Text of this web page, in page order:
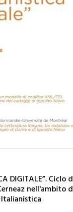
DIGITALE”. Ciclo
nell'ambito